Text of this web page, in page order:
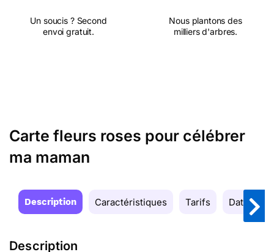
Un soucis ? Second
envoi gratuit.
Nous plantons des
milliers d'arbres.
Carte fleurs roses pour célébrer
ma maman
Description Caractéristiques Tarifs Date de
Description